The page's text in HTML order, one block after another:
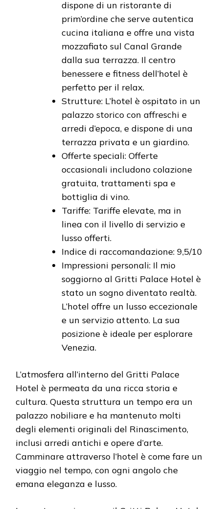
dispone di un ristorante di
prim’ordine che serve autentica
cucina italiana e offre una vista
mozzafiato sul Canal Grande
dalla sua terrazza. Il centro
benessere e fitness dell’hotel è
perfetto per il relax.
Strutture: L’hotel è ospitato in un
palazzo storico con affreschi e
arredi d’epoca, e dispone di una
terrazza privata e un giardino.
Offerte speciali: Offerte
occasionali includono colazione
gratuita, trattamenti spa e
bottiglia di vino.
Tariffe: Tariffe elevate, ma in
linea con il livello di servizio e
lusso offerti.
Indice di raccomandazione: 9,5/10
Impressioni personali: Il mio
soggiorno al Gritti Palace Hotel è
stato un sogno diventato realtà.
L’hotel offre un lusso eccezionale
e un servizio attento. La sua
posizione è ideale per esplorare
Venezia.
L’atmosfera all’interno del Gritti Palace
Hotel è permeata da una ricca storia e
cultura. Questa struttura un tempo era un
palazzo nobiliare e ha mantenuto molti
degli elementi originali del Rinascimento,
inclusi arredi antichi e opere d’arte.
Camminare attraverso l’hotel è come fare un
viaggio nel tempo, con ogni angolo che
emana eleganza e lusso.